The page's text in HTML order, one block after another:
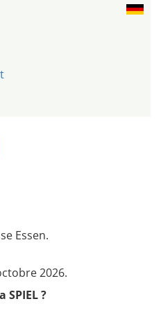
Essen.
2026.
?